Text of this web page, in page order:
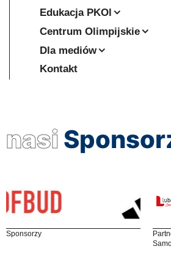
Edukacja PKOl
Centrum Olimpijskie
Dla mediów
Kontakt
nasi
Sponsorzy